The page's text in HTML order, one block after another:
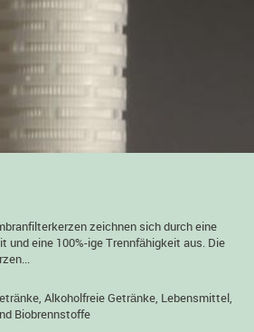
zeichnen sich durch eine
und eine 100%-ige Trennfähigkeit aus. Die
Alkoholfreie Getränke, Lebensmittel,
Biobrennstoffe